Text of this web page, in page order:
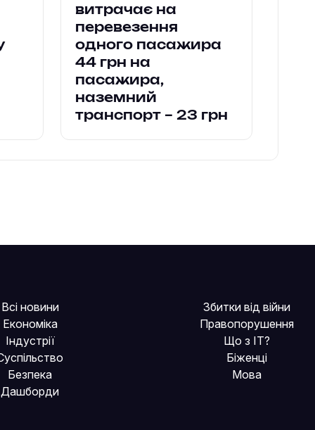
витрачає на
перевезення
одного пасажира
44 грн на
пасажира,
наземний
транспорт – 23 грн
Всі новини
Економіка
Індустрії
Безпека
Дашборди
Збитки від війни
Правопорушення
Що з IT?
Біженці
Мова